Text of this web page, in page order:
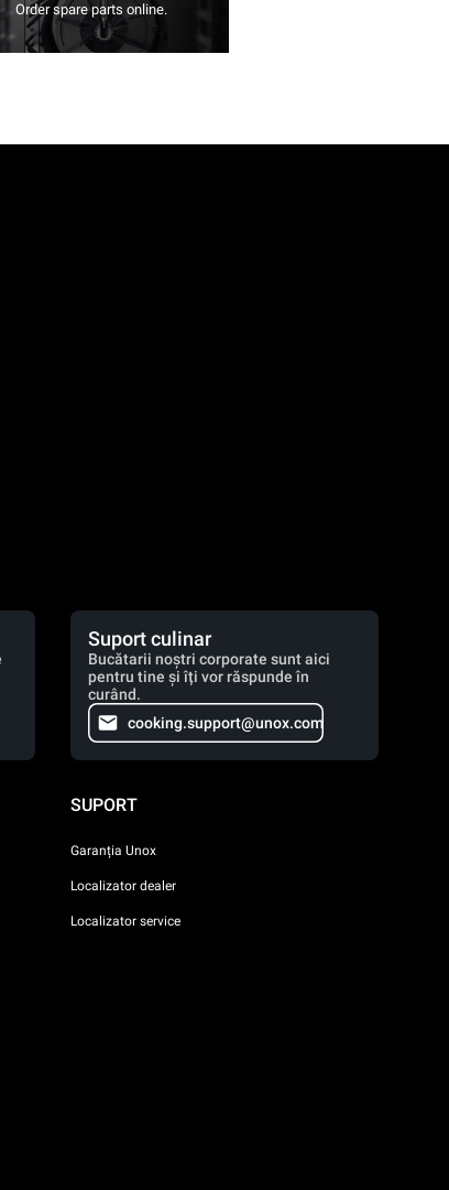
Order spare parts online.
Suport culinar
Bucătarii noștri corporate sunt aici
pentru tine și îți vor răspunde în
curând.
cooking.support@unox.com
SUPORT
Garanția Unox
Localizator dealer
Localizator service